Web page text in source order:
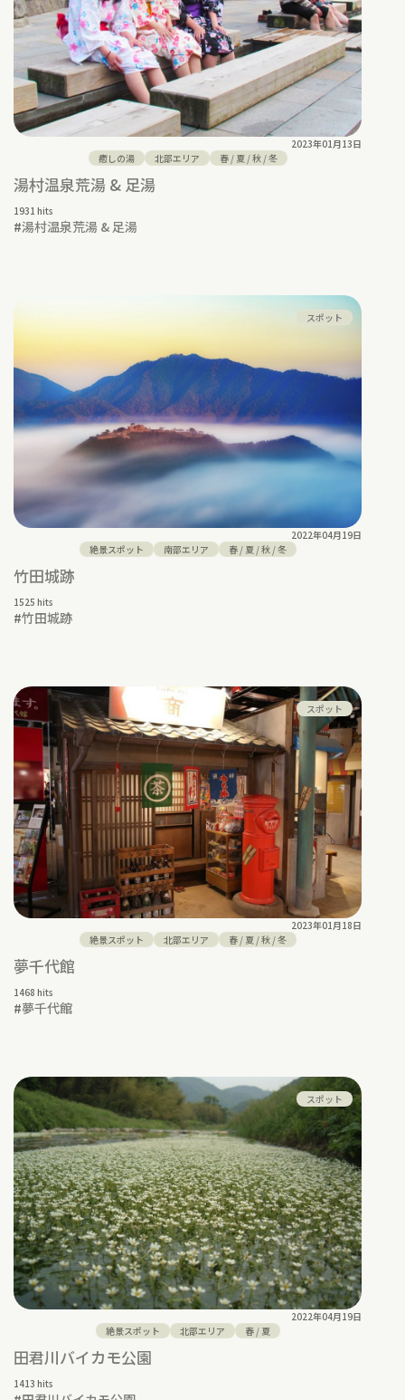
2023年01月13日
癒しの湯
北部エリア 春/ 夏/秋/冬
湯村温泉荒湯 & 足湯
1931 hits
#湯村温泉荒湯 & 足湯
スポット
2022年04月19日
絶景スポット
南部エリア 春/ 夏/秋/冬
竹田城跡
1525 hits
#竹田城跡
スポット
2023年01月18日
絶景スポット
北部エリア 春/ 夏/秋/冬
夢千代館
1468 hits
#夢千代館
スポット
2022年04月19日
絶景スポット
北部エリア 春/ 夏
田君川バイカモ公園
1413 hits